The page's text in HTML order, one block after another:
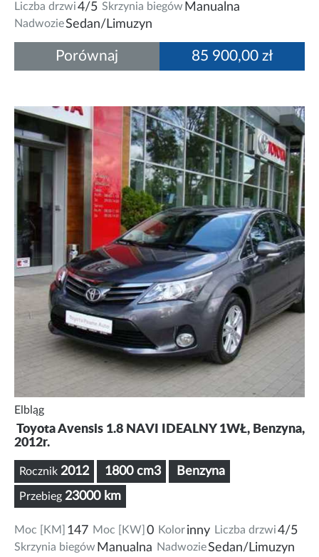
Liczba drzwi4/5 Skrzynia biegów Manualna
NadwozieSedan/Limuzyn
85 900,00 zł
Porównaj
Elbląg
Toyota Avensis 1.8 NAVI IDEALNY 1WŁ, Benzyna,
2012r.
Rocznik 2012 1800 cm3 Benzyna
Przebieg 23000 km
Moc [KM] 147 Moc [KW] 0 Kolorinny Liczba drzwi4/5
Skrzynia biegów Manualna NadwozieSedan/Limuzyn